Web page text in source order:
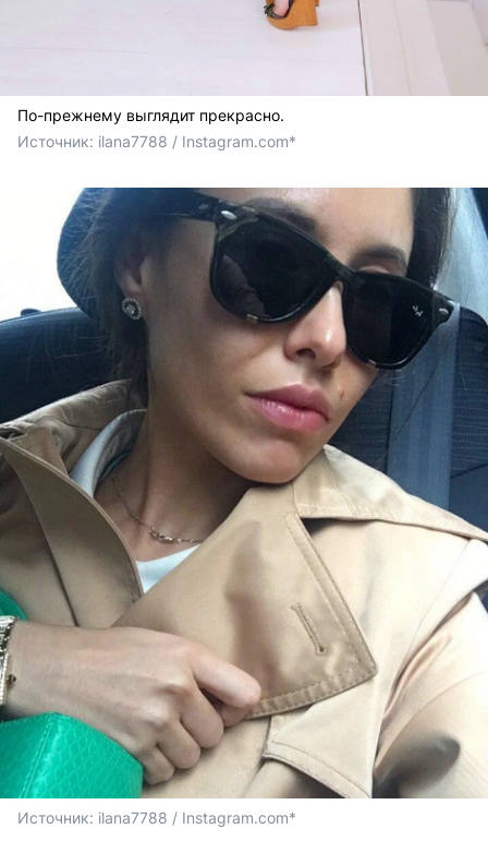
По-прежнему выглядит прекрасно.
Источник: ilana7788 / Instagram.com*
Источник: ilana7788 / Instagram.com*